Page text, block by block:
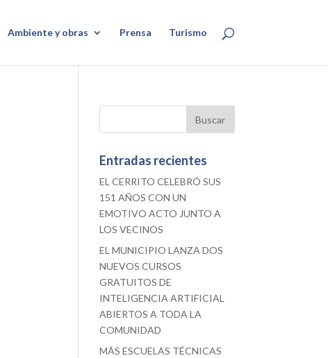
Ambiente y obras Prensa Turismo
Entradas recientes
EL CERRITO CELEBRÓ SUS
151 AÑOS CON UN
EMOTIVO ACTO JUNTO A
LOS VECINOS
EL MUNICIPIO LANZA DOS
NUEVOS CURSOS
GRATUITOS DE
INTELIGENCIA ARTIFICIAL
ABIERTOS A TODA LA
COMUNIDAD
MÁS ESCUELAS TÉCNICAS